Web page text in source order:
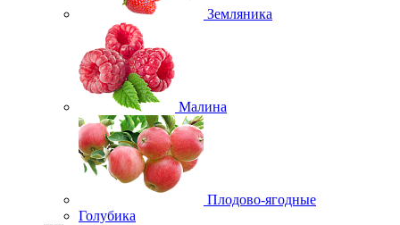
Земляника
Малина
Плодово-ягодные
Голубика